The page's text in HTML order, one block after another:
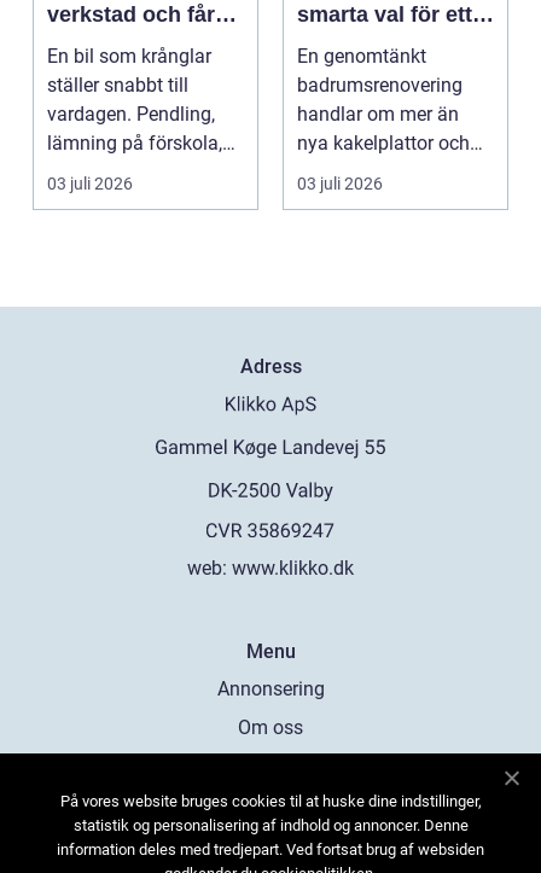
verkstad och får
bilen att hålla
längre
En bil som krånglar
ställer snabbt till
vardagen. Pendling,
lämning på förskola,
utflykter och storh...
03 juli 2026
smarta val för ett
tryggt och hållbart
badrum
En genomtänkt
badrumsrenovering
handlar om mer än
nya kakelplattor och
en modern dusch. För
många bo...
03 juli 2026
Adress
web: www.klikko.dk
Menu
Annonsering
Om oss
Kontakta oss
Sitemap
På vores website bruges cookies til at huske dine indstillinger,
statistik og personalisering af indhold og annoncer. Denne
information deles med tredjepart. Ved fortsat brug af websiden